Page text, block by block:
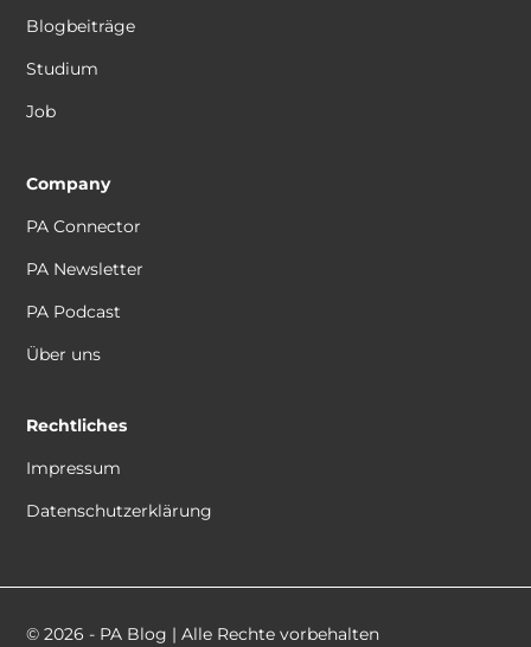
Blogbeiträge
Studium
Job
Company
PA Connector
PA Newsletter
PA Podcast
Über uns
Rechtliches
Impressum
Datenschutzerklärung
© 2026 - PA Blog | Alle Rechte vorbehalten